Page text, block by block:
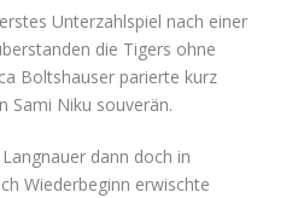
Unterzahlspiel nach einer
die Tigers ohne
Boltshauser parierte kurz
Sami Niku souverän.
dann doch in
Wiederbeginn erwischte